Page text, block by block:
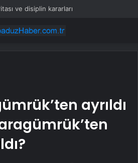
ve disiplin kararları
ayrıldı